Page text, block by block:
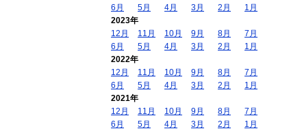
6月
5月 4月 3月 2月
1月
2023年
12月
11月 10月 9月 8月
7月
6月
5月 4月 3月 2月
1月
2022年
12月
11月 10月 9月 8月
7月
6月
5月 4月 3月 2月
1月
2021年
12月
11月 10月 9月 8月
7月
6月
5月 4月 3月 2月
1月